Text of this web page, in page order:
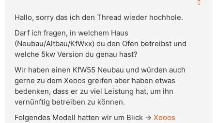
Hallo, sorry das ich den Thread wieder hochhole.
Darf ich fragen, in welchem Haus
(Neubau/Altbau/KfWxx) du den Ofen betreibst und
welche 5kw Version du genau hast?
Wir haben einen KfW55 Neubau und würden auch
gerne zu dem Xeoos greifen aber haben etwas
bedenken, dass er zu viel Leistung hat, um ihn
vernünftig betreiben zu können.
Folgendes Modell hatten wir um Blick -> Xeoos